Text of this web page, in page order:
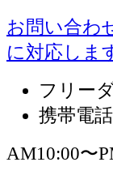
お問い合わ
に対応しま
フリー
携帯電
AM10:00〜